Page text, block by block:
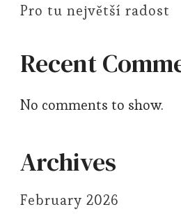
Pro tu největší radost
Recent
No comments to show.
Archives
February 2026